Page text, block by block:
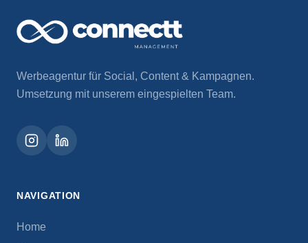
Werbeagentur für Social, Content & Kampagnen.
Umsetzung mit unserem eingespielten Team.
NAVIGATION
Home